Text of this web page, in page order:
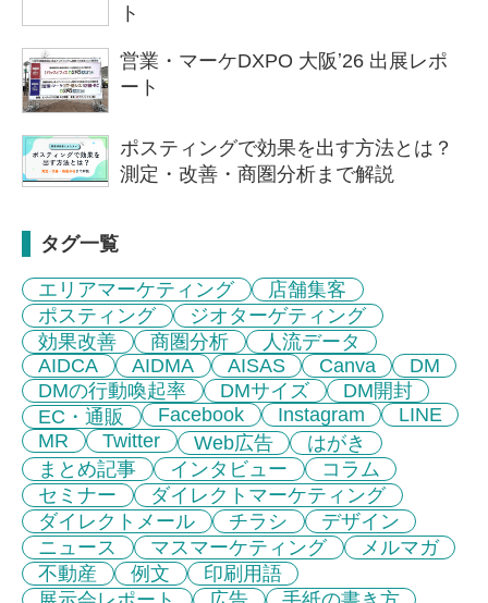
ト
営業・マーケDXPO 大阪ʼ26 出展レポ
ート
ポスティングで効果を出す方法とは？
測定・改善・商圏分析まで解説
タグ一覧
エリアマーケティング
店舗集客
ポスティング
ジオターゲティング
効果改善
商圏分析
人流データ
AIDCA
AIDMA AISAS Canva
DM
DMの行動喚起率
DMサイズ
DM開封
EC・通販
Facebook Instagram
LINE
MR
Twitter Web広告
はがき
まとめ記事
インタビュー
コラム
セミナー
ダイレクトマーケティング
ダイレクトメール
チラシ
デザイン
ニュース
マスマーケティング
メルマガ
不動産
例文
印刷用語